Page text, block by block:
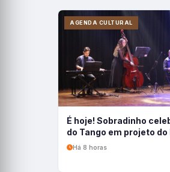
AGENDA CULTURAL
É hoje! Sobradinho
do Tango em projeto do
Há 8 horas